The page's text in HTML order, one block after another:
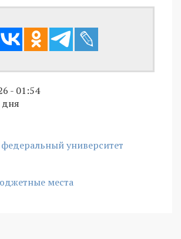
- 01:54
дня
университет
места